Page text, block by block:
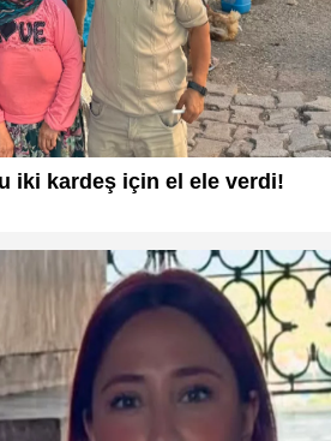
iki kardeş için el ele verdi!